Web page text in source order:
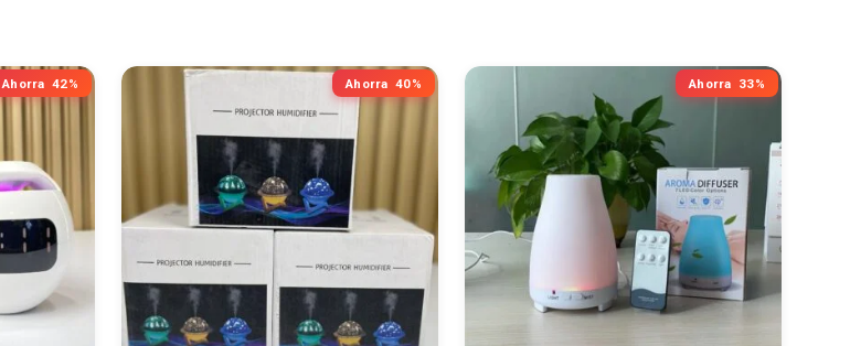
Ahorra 42% Ahorra 40% Ahorra 33%